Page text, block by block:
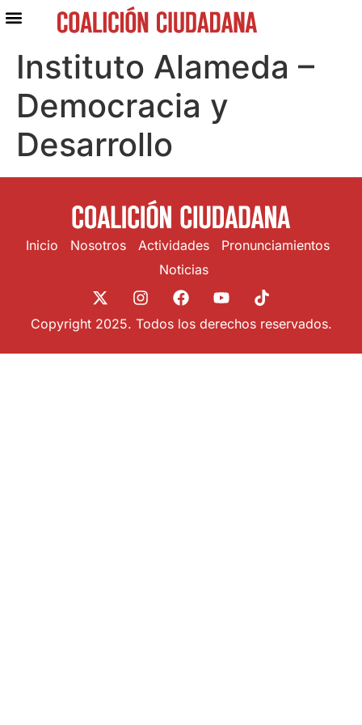
Instituto Alameda –
Democracia y
Desarrollo
Inicio Nosotros Actividades
Pronunciamientos
Noticias
Copyright 2025. Todos los derechos reservados.